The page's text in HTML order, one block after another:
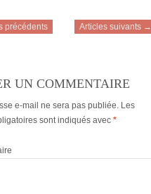
précédents Articles suivants →
UN COMMENTAIRE
e-mail ne sera pas publiée. Les
sont indiqués avec *